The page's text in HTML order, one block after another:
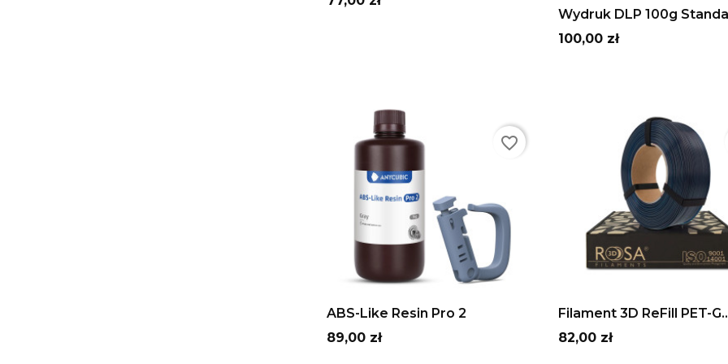
Wydruk DLP 100g
Cena
100,00 zł
BiałyczarnyFioletowy
ABS-Like Resin Pro 2
Cena
89,00 zł
favorite_border
Pomarańczowy
Transparentny
Army
Filament 3D ReFill PET-
Cena
82,00 zł